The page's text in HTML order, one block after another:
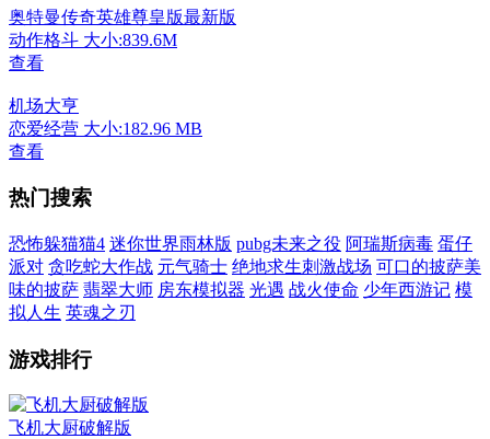
奥特曼传奇英雄尊皇版最新版
动作格斗 大小:839.6M
查看
机场大亨
恋爱经营 大小:182.96 MB
查看
热门搜索
恐怖躲猫猫4 迷你世界雨林版 pubg未来之役 阿瑞斯病毒 蛋仔
派对 贪吃蛇大作战 元气骑士 绝地求生刺激战场 可口的披萨美
味的披萨 翡翠大师 房东模拟器 光遇 战火使命 少年西游记 模
拟人生 英魂之刃
游戏排行
飞机大厨破解版